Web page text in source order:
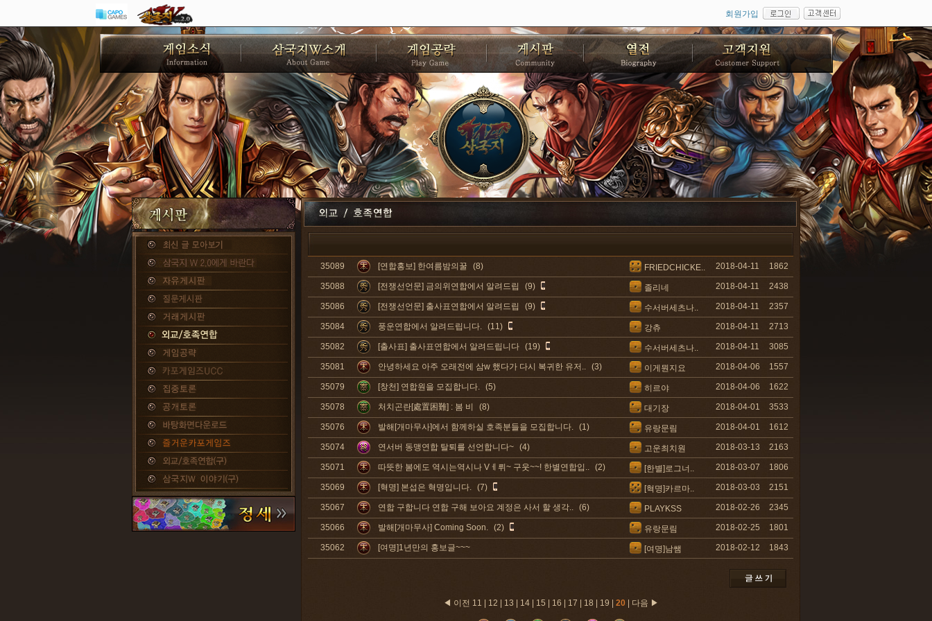
회원가입
35089 [연합홍보] 한여름밤의꿀 (8) FRIEDCHICKE.. 2018-04-11 1862
35088 [전쟁선언문] 금의위연합에서 알려드립 (9) 졸리네 2018-04-11 2438
35086 [전쟁선언문] 출사표연합에서 알려드립 (9) 수서버세츠나.. 2018-04-11 2357
35084 풍운연합에서 알려드립니다. (11) 강츄 2018-04-11 2713
35082 [출사표] 출사표연합에서 알려드립니다 (19) 수서버세츠나.. 2018-04-11 3085
35081 안녕하세요 아주 오래전에 삼w 했다가 다시 복귀한 유저.. (3) 이게뭔지요 2018-04-06 1557
35079 [창천] 연합원을 모집합니다. (5) 히르야 2018-04-06 1622
35078 처치곤란[處置困難] : 봄 비 (8) 대기장 2018-04-01 3533
35076 발해[개마무사]에서 함께하실 호족분들을 모집합니다. (1) 유랑문림 2018-04-01 1612
35074 연서버 동맹연합 탈퇴를 선언합니다~ (4) 고운최치원 2018-03-13 2163
35071 따뜻한 봄에도 역시는역시나 Vㅔ뤼~ 구웃~~! 한별연합입.. (2) [한별]로그너.. 2018-03-07 1806
35069 [혁명] 본섭은 혁명입니다. (7) [혁명]카르마.. 2018-03-03 2151
35067 연합 구합니다 연합 구해 보아요 계정은 사서 할 생각.. (6) PLAYKSS 2018-02-26 2345
35066 발해[개마무사] Coming Soon. (2) 유랑문림 2018-02-25 1801
35062 [여명]1년만의 홍보글~~~ [여명]남쌤 2018-02-12 1843
◀ 이전 11 12 13 14| 15 16 17 18 19 20| 다음 ▶